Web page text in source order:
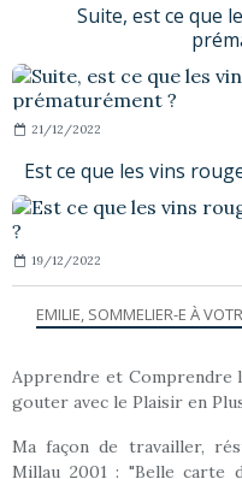
Suite, est ce que
21/12/2022
Est ce que les vins
19/12/2022
EMILIE, SOMMELIER-E À
Apprendre et Comprendre
gouter avec le Plaisir en
Ma façon de travailler,
Millau 2001 : "Belle carte